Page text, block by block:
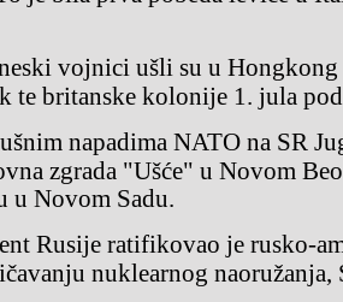
te britanske kolonije 1. jula
zgrada "Ušće" u Novom
u Novom Sadu.
nuklearnog naoružanja,